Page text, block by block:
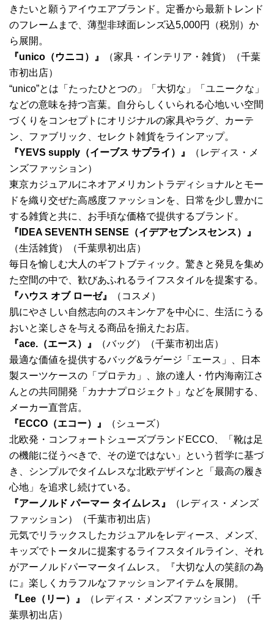
きたいと願うアイウエアブランド。定番から最新トレンド
のフレームまで、薄型非球面レンズ込5,000円（税別）か
ら展開。
『unico（ウニコ）』
（家具・インテリア・雑貨）（千葉
市初出店）
“unico”とは「たったひとつの」「大切な」「ユニークな」
などの意味を持つ言葉。自分らしくいられる心地いい空間
づくりをコンセプトにオリジナルの家具やラグ、カーテ
ン、ファブリック、セレクト雑貨をラインアップ。
『YEVS supply（イーブス サプライ）』
（レディス・メ
ンズファッション）
東京カジュアルにネオアメリカントラディショナルとモー
ドを織り交ぜた高感度ファッションを、日常を少し豊かに
する雑貨と共に、お手頃な価格で提供するブランド。
『IDEA SEVENTH SENSE（イデアセブンスセンス）』
（生活雑貨）（千葉県初出店）
毎日を愉しむ大人のギフトブティック。驚きと発見を集め
た空間の中で、歓びあふれるライフスタイルを提案する。
『ハウス オブ ローゼ』
（コスメ）
肌にやさしい自然志向のスキンケアを中心に、生活にうる
おいと楽しさを与える商品を揃えたお店。
『ace.（エース）』
（バッグ）（千葉市初出店）
最適な価値を提供するバッグ&ラゲージ「エース」、日本
製スーツケースの「プロテカ」、旅の達人・竹内海南江さ
んとの共同開発「カナナプロジェクト」などを展開する、
メーカー直営店。
『ECCO（エコー）』
（シューズ）
北欧発・コンフォートシューズブランドECCO、「靴は足
の機能に従うべきで、その逆ではない」という哲学に基づ
き、シンプルでタイムレスな北欧デザインと「最高の履き
心地」を追求し続けている。
『アーノルド パーマー タイムレス』
（レディス・メンズ
ファッション）（千葉市初出店）
元気でリラックスしたカジュアルをレディース、メンズ、
キッズでトータルに提案するライフスタイルライン、それ
がアーノルドパーマータイムレス。『大切な人の笑顔の為
に』楽しくカラフルなファッションアイテムを展開。
『Lee（リー）』
（レディス・メンズファッション）（千
葉県初出店）